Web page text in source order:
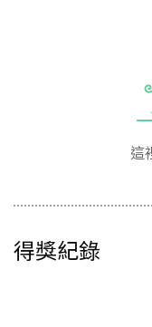
這
得獎紀錄